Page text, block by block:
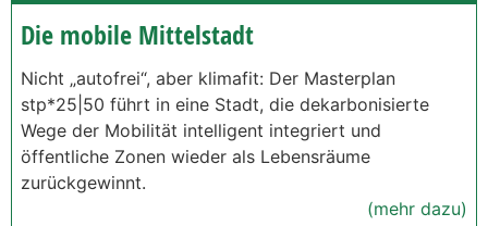
Die mobile Mittelstadt
Nicht „autofrei“, aber klimafit: Der Masterplan
stp*25|50 führt in eine Stadt, die dekarbonisierte
Wege der Mobilität intelligent integriert und
öffentliche Zonen wieder als Lebensräume
zurückgewinnt.
(mehr dazu)